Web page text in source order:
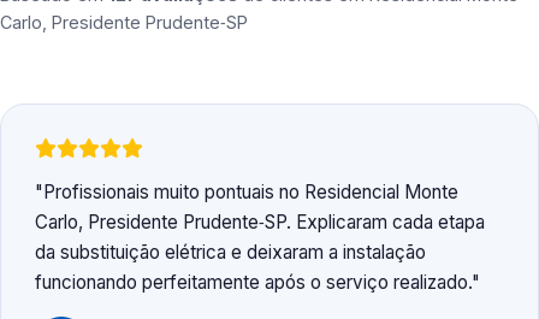
Carlo, Presidente Prudente‑SP
Profissionais muito pontuais no Residencial Monte
Carlo, Presidente Prudente‑SP. Explicaram cada etapa
da substituição elétrica e deixaram a instalação
funcionando perfeitamente após o serviço realizado.